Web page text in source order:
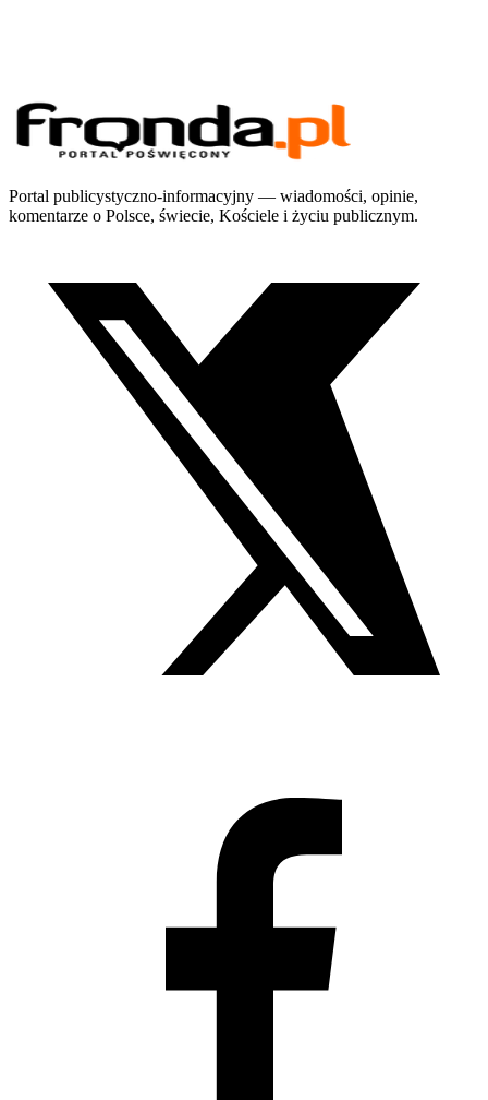
Portal publicystyczno-informacyjny — wiadomości, opinie,
komentarze o Polsce, świecie, Kościele i życiu publicznym.